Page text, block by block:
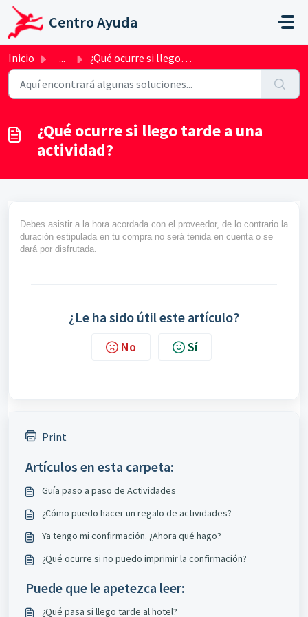
Saltar al contenido principal
Centro Ayuda
Inicio ... ¿Qué ocurre si llego tarde a una actividad?
¿Qué ocurre si llego tarde a una
actividad?
Debes asistir a la hora acordada con el proveedor, de lo contrario la
duración estipulada en tu compra no será tenida en cuenta o se
dará por disfrutada.
¿Le ha sido útil este artículo?
No Sí
Print
Artículos en esta carpeta:
Guía paso a paso de Actividades
¿Cómo puedo hacer un regalo de actividades?
Ya tengo mi confirmación. ¿Ahora qué hago?
¿Qué ocurre si no puedo imprimir la confirmación?
Puede que le apetezca leer:
¿Qué pasa si llego tarde al hotel?